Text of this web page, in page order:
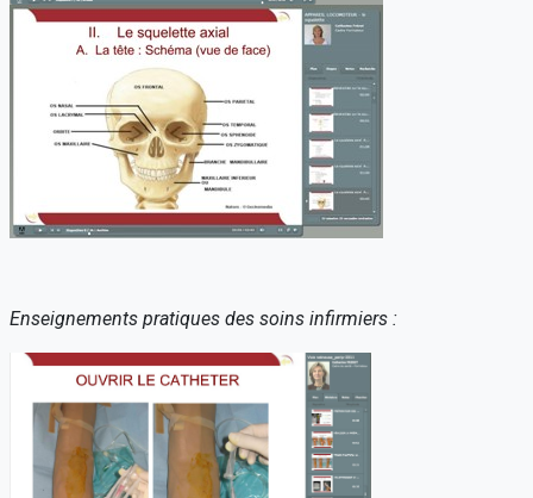
Enseignements pratiques des soins infirmiers :